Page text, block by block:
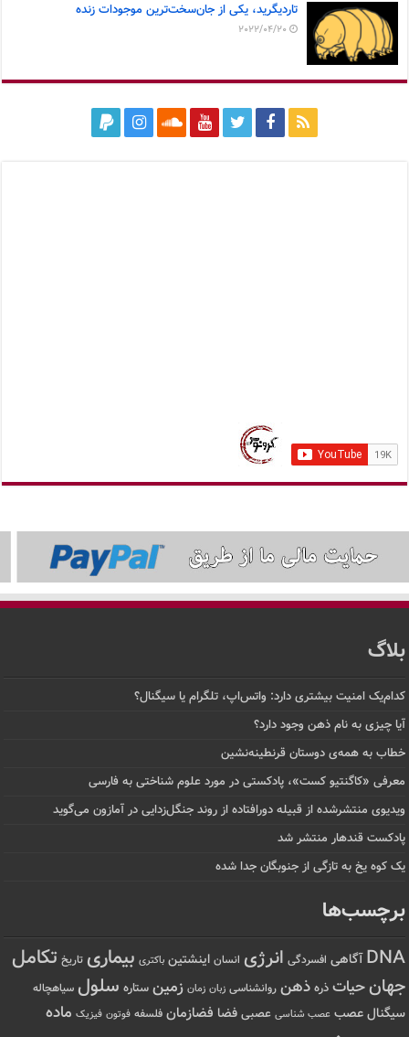
تاردیگرید، یکی از جان‌سخت‌ترین موجودات زنده
2022/04/20
بلاگ
کدام‌یک امنیت بیشتری دارد: واتس‌اپ، تلگرام یا سیگنال؟
آیا چیزی به نام ذهن وجود دارد؟
خطاب به همه‌ی دوستان قرنطینه‌نشین
معرفی «کاگنتیو کست»، پادکستی در مورد علوم شناختی به فارسی
ویدیوی منتشرشده از قبیله دورافتاده‌ از روند جنگل‌زدایی در آمازون می‌گوید
پادکست قندهار منتشر شد
یک کوه یخ به تازگی از جنوبگان جدا شده
برچسب‌ها
DNA آگاهی افسردگی انرژی انسان اینشتین باکتری بیماری تاریخ تکامل
جهانحیات ذره ذهن روانشناسی زبان زمان زمین ستاره سلول سیاهچاله
سیگنال عصب عصب شناسی عصبی فضا فضازمان فلسفه فوتون فیزیک ماده